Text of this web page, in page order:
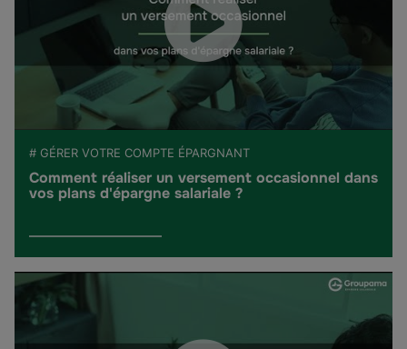
# GÉRER VOTRE COMPTE ÉPARGNANT
Comment réaliser un versement occasionnel dans
vos plans d'épargne salariale ?